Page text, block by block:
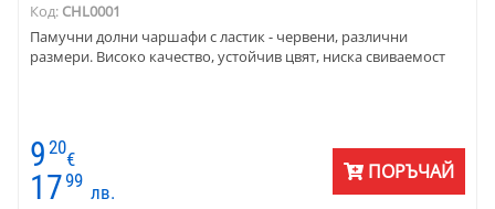
Код: CHL0001
Памучни долни чаршафи с ластик - червени, различни
размери. Високо качество, устойчив цвят, ниска свиваемост
9 20
€
1799
лв.
ПОРЪЧАЙ